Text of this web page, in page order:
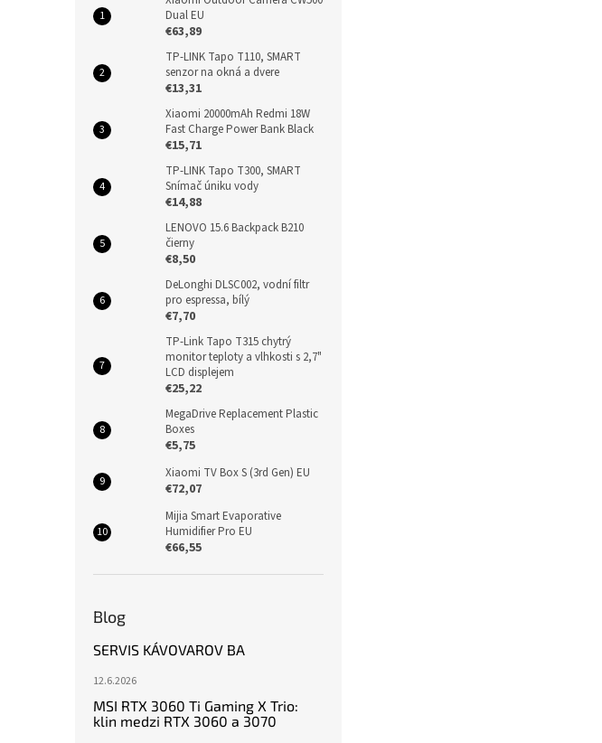
Dual EU
€63,89
TP-LINK Tapo T110, SMART
senzor na okná a dvere
€13,31
Xiaomi 20000mAh Redmi 18W
Fast Charge Power Bank Black
€15,71
TP-LINK Tapo T300, SMART
Snímač úniku vody
€14,88
LENOVO 15.6 Backpack B210
čierny
€8,50
DeLonghi DLSC002, vodní filtr
pro espressa, bílý
€7,70
TP-Link Tapo T315 chytrý
monitor teploty a vlhkosti s 2,7"
LCD displejem
€25,22
MegaDrive Replacement Plastic
Boxes
€5,75
Xiaomi TV Box S (3rd Gen) EU
€72,07
Mijia Smart Evaporative
Humidifier Pro EU
€66,55
Blog
SERVIS KÁVOVAROV BA
12.6.2026
MSI RTX 3060 Ti Gaming X Trio:
klin medzi RTX 3060 a 3070